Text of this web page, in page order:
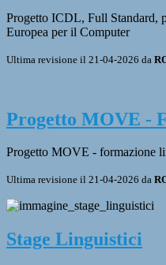
Progetto ICDL, Full Standard,
Europea per il Computer
Ultima revisione il 21-04-2026 da
Progetto MOVE -
Progetto MOVE - formazione
Ultima revisione il 21-04-2026 da
Stage Linguistici